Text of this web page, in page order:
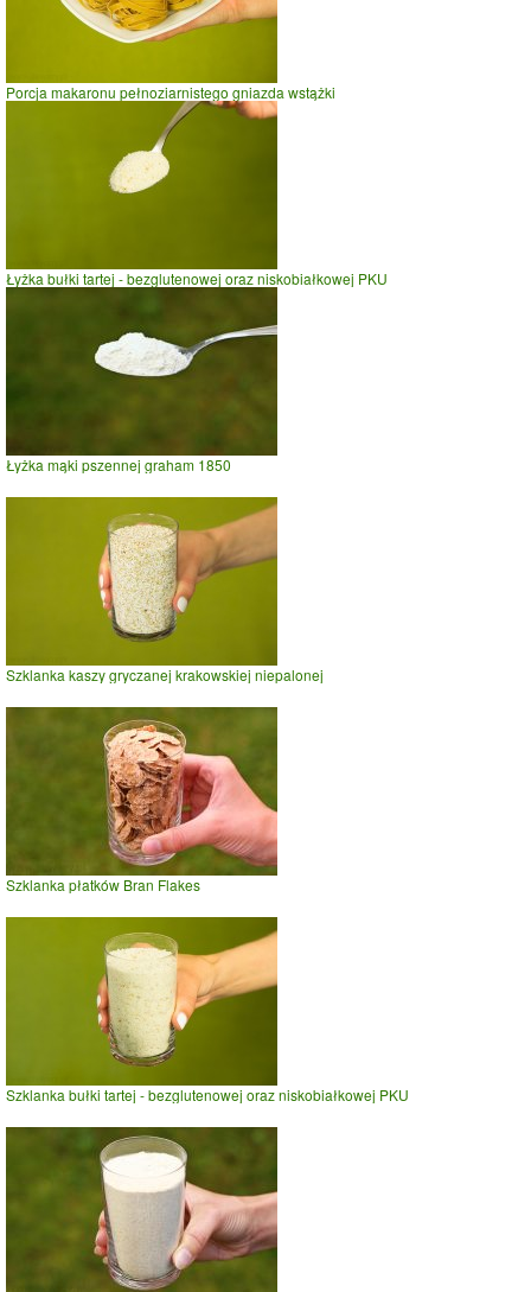
Porcja makaronu pełnoziarnistego gniazda wstążki
Łyżka bułki tartej - bezglutenowej oraz niskobiałkowej PKU
Łyżka mąki pszennej graham 1850
Szklanka kaszy gryczanej krakowskiej niepalonej
Szklanka płatków Bran Flakes
Szklanka bułki tartej - bezglutenowej oraz niskobiałkowej PKU